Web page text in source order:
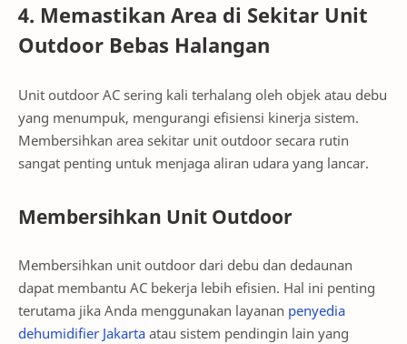
4. Memastikan Area di Sekitar Unit
Outdoor Bebas Halangan
Unit outdoor AC sering kali terhalang oleh objek atau debu
yang menumpuk, mengurangi efisiensi kinerja sistem.
Membersihkan area sekitar unit outdoor secara rutin
sangat penting untuk menjaga aliran udara yang lancar.
Membersihkan Unit Outdoor
Membersihkan unit outdoor dari debu dan dedaunan
dapat membantu AC bekerja lebih efisien. Hal ini penting
terutama jika Anda menggunakan layanan penyedia
dehumidifier Jakarta atau sistem pendingin lain yang